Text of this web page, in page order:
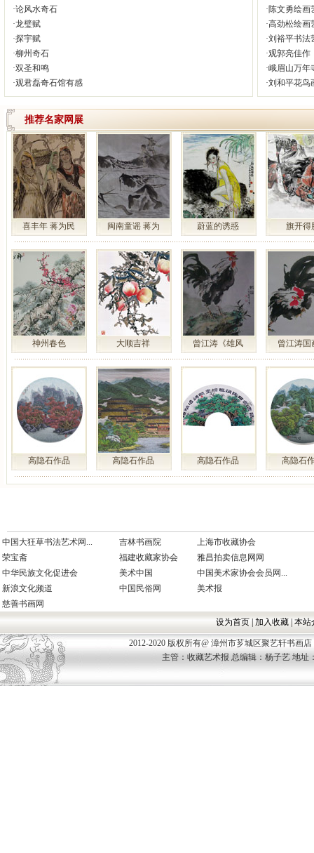
·论风水奇石
·龙璧赋
·探宇赋
·柳州奇石
·双圣和鸣
·观君磊奇石馆有感
·陈文勇绘画
·高劲松绘画
·刘裕平书法
·观郭亮佳作
·峨眉山万年
·刘和平花鸟
推荐名家网展
喜丰年 蒋为民 闽南童谣 蒋为 蔚蓝的诱惑 旗开得
神州春色 大顺吉祥 曾江涛《雄风 曾江涛国
高隐石作品 高隐石作品 高隐石作品 高隐石
中国大狂草书法艺术网... 吉林书画院
上海市收藏协会
荣宝斋
福建收藏家协会
雅昌拍卖信息网网
中华民族文化促进会
美术中国
中国美术家协会会员网...
新浪文化频道
中国民俗网
美术报
慈善书画网
设为首页 加入收藏 本站
2012-2020 版权所有@ 漳州市芗城区聚艺轩书画
主管：收藏艺术报 总编辑：杨子艺 地